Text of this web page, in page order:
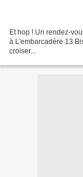
Et hop ! Un rendez-
à L'embarcadère 13
croiser...